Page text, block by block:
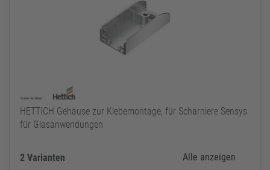
HETTICH Gehäuse zur Klebemontage, für Scharniere Sensys
für Glasanwendungen
2 Varianten
Alle anzeigen